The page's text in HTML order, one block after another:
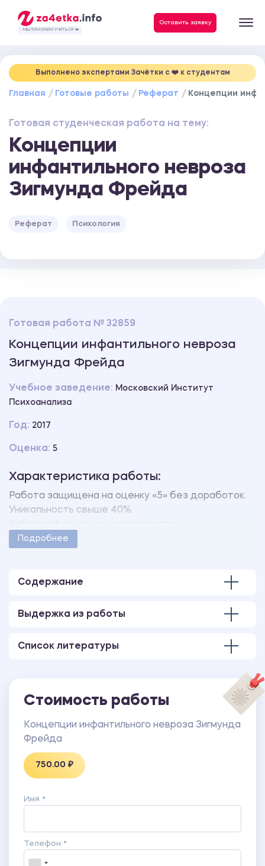
- МЫ ПОМОГАЕМ УЧИТЬСЯ ❤️
Оставить заявку
Выполнено экспертами Зачётки c ❤️ к студентам
Главная Готовые работы Реферат Концепции
Готовая студенческая работа на тему:
Концепции
инфантильного невроза
Зигмунда Фрейда
Реферат Психология
Готовая работа № 32859
Концепции инфантильного невроза
Зигмунда Фрейда
Учебное заведение: Московский Институт
Психоанализа
Год: 2017
Оценка: 5
Характеристика работы:
Работа защищена на оценку «5» без доработок.
Уникальность свыше 40%.
методическими указаниями учебного заведения.
Подробнее
Содержание
Выдержка из работы
Список литературы
Стоимость работы
Концепции инфантильного невроза Зигмунда
Фрейда
750.00 ₽
Имя *
Телефон *